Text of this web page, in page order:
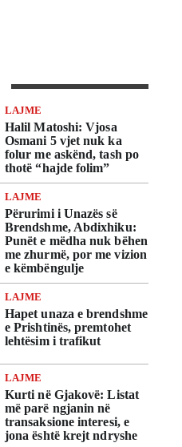
LAJME
Halil Matoshi: Vjosa
Osmani 5 vjet nuk ka
folur me askënd, tash po
thotë “hajde folim”
LAJME
Përurimi i Unazës së
Brendshme, Abdixhiku:
Punët e mëdha nuk bëhen
me zhurmë, por me vizion
e këmbëngulje
LAJME
Hapet unaza e brendshme
e Prishtinës, premtohet
lehtësim i trafikut
LAJME
Kurti në Gjakovë: Listat
më parë ngjanin në
transaksione interesi, e
jona është krejt ndryshe